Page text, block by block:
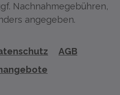
Nachnahmegebühren,
angegeben.
AGB